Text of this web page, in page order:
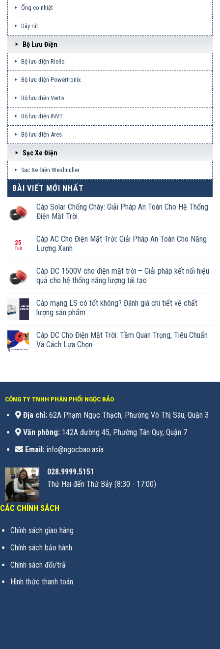
Ống co nhiệt
Dây rút
Bộ Lưu Điện
Bộ lưu điện Riello
Bộ lưu điện Powertronix
Bộ lưu điện Vertiv
Bộ lưu điện INVT
Bộ lưu điện Ares
Sạc Xe Điện
Sạc Xe Điện Weidmuller
BÀI VIẾT MỚI NHẤT
Cáp Solar Chống Cháy: Giải Pháp An Toàn Cho Hệ Thống
Điện Mặt Trời
25
Th3
Cáp AC Cho Điện Mặt Trời: Giải Pháp An Toàn Cho Năng
Lượng Xanh
Cáp DC 1500V cho điện mặt trời – Giải pháp kết nối hiệu
quả cho hệ thống năng lượng tái tạo
Cáp mạng LS có tốt không? Đánh giá chi tiết về chất
lượng sản phẩm
Cáp DC Cho Điện Mặt Trời: Tầm Quan Trọng, Tiêu Chuẩn
Và Cách Lựa Chọn
CÔNG TY TNHH PHÂN PHỐI NGỌC BẢO
Địa chỉ:62A Phạm Ngọc Thạch, Phường Võ Thị Sáu, Quận 3
Văn phòng:142A đường 45, Phường Tân Quy, Quận 7
Email:info@ngocbao.asia
028.9999.5151
Thứ Hai đến Thứ Bảy (8:30 - 17:00)
CÁC CHÍNH SÁCH
Chính sách giao hàng
Chính sách bảo hành
Chính sách đổi/trả
Hình thức thanh toán